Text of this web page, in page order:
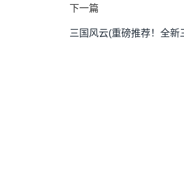
下一篇
三国风云(重磅推荐！全新